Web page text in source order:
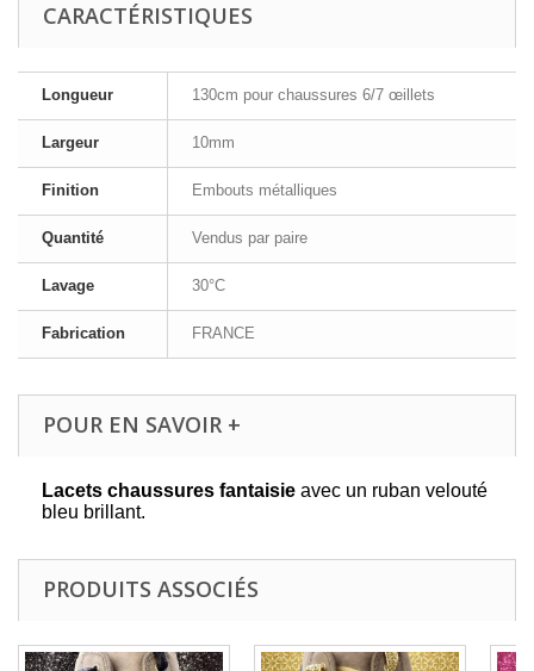
CARACTÉRISTIQUES
Longueur 130cm pour chaussures 6/7 œillets
Largeur 10mm
Finition Embouts métalliques
Quantité Vendus par paire
Lavage 30°C
Fabrication FRANCE
POUR EN SAVOIR +
Lacets chaussures fantaisie avec un ruban velouté
bleu brillant.
PRODUITS ASSOCIÉS